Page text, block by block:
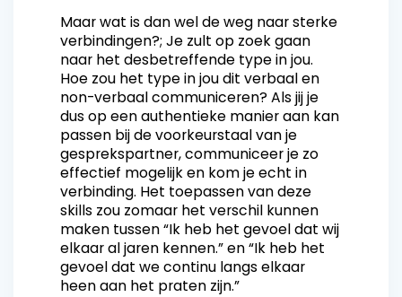
Maar wat is dan wel de weg naar sterke
verbindingen?; Je zult op zoek gaan
naar het desbetreffende type in jou.
Hoe zou het type in jou dit verbaal en
non-verbaal communiceren? Als jij je
dus op een authentieke manier aan kan
passen bij de voorkeurstaal van je
gesprekspartner, communiceer je zo
effectief mogelijk en kom je echt in
verbinding. Het toepassen van deze
skills zou zomaar het verschil kunnen
maken tussen “Ik heb het gevoel dat wij
elkaar al jaren kennen.” en “Ik heb het
gevoel dat we continu langs elkaar
heen aan het praten zijn.”